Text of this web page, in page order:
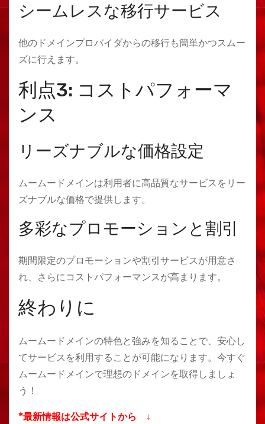
シームレスな移行サービス
他のドメインプロバイダからの移行も簡単かつスムー
ズに行えます。
利点3: コストパフォーマ
ンス
リーズナブルな価格設定
ムームードメインは利用者に高品質なサービスをリー
ズナブルな価格で提供します。
多彩なプロモーションと割引
期間限定のプロモーションや割引サービスが用意さ
れ、さらにコストパフォーマンスが高まります。
終わりに
ムームードメインの特色と強みを知ることで、安心し
てサービスを利用することが可能になります。今すぐ
ムームードメインで理想のドメインを取得しましょ
う！
*最新情報は公式サイトから ↓